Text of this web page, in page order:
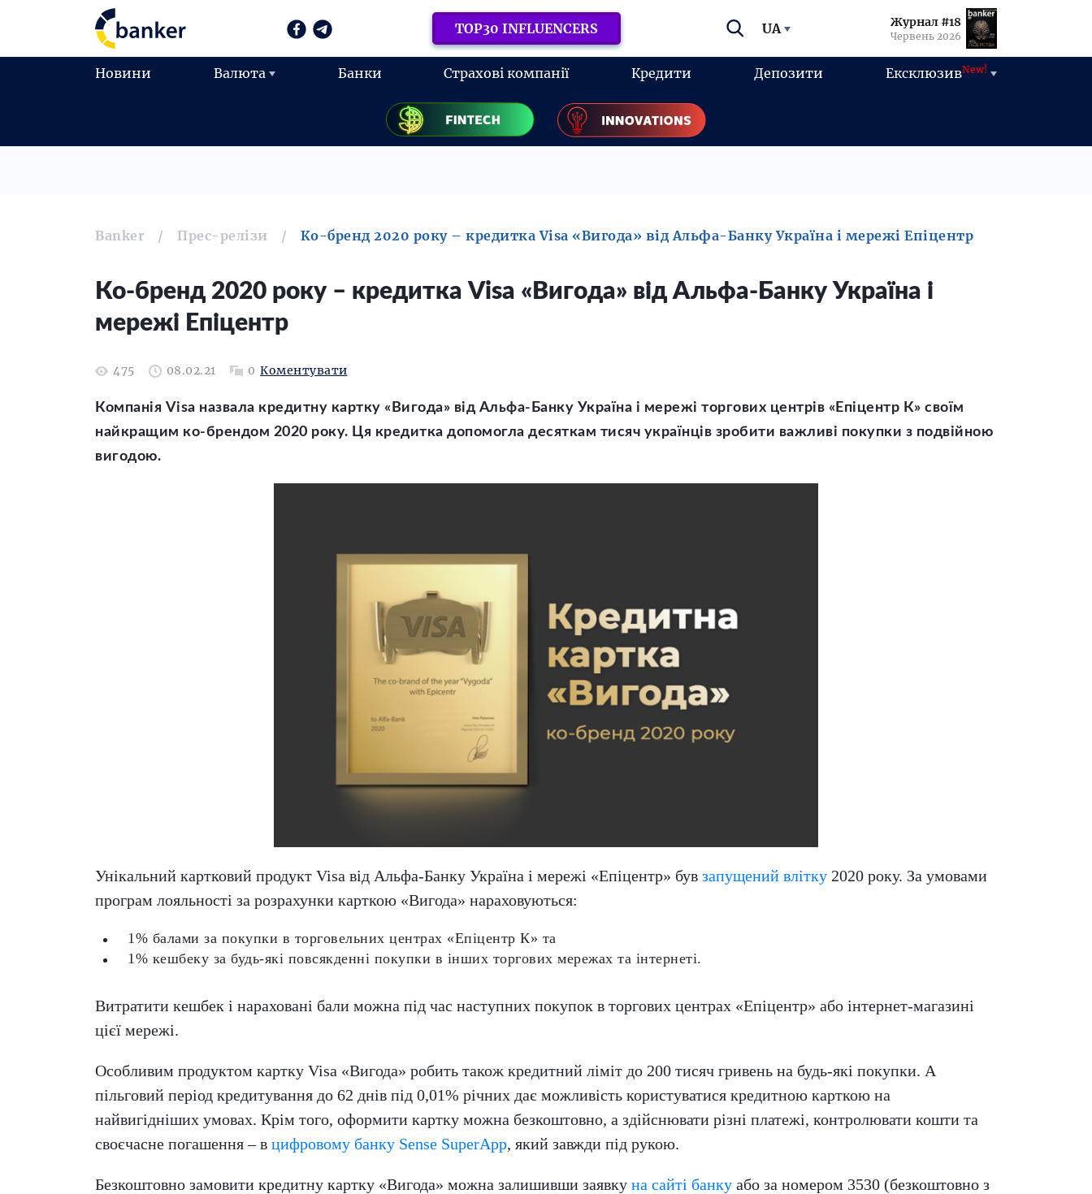
TOP30 INFLUENCERS UA Журнал #18
Червень 2026
Новини Валюта Банки Страхові компанії Кредити Депозити ЕксклюзивNew!
Banker Прес-релізи Ко-бренд 2020 року – кредитка Visa «Вигода» від Альфа-Банку Україна і мережі Епіцентр
Ко-бренд 2020 року – кредитка Visa «Вигода» від Альфа-Банку Україна і
мережі Епіцентр
475 08.02.21 0 Коментувати
Компанія Visa назвала кредитну картку «Вигода» від Альфа-Банку Україна і мережі торгових центрів «Епіцентр К» своїм
найкращим ко-брендом 2020 року. Ця кредитка допомогла десяткам тисяч українців зробити важливі покупки з подвійною
вигодою.
Унікальний картковий продукт Visa від Альфа-Банку Україна і мережі «Епіцентр» був запущений влітку 2020 року. За умовами
програм лояльності за розрахунки карткою «Вигода» нараховуються:
1% балами за покупки в торговельних центрах «Епіцентр К» та
1% кешбеку за будь-які повсякденні покупки в інших торгових мережах та інтернеті.
Витратити кешбек і нараховані бали можна під час наступних покупок в торгових центрах «Епіцентр» або інтернет-магазині
цієї мережі.
Особливим продуктом картку Visa «Вигода» робить також кредитний ліміт до 200 тисяч гривень на будь-які покупки. А
пільговий період кредитування до 62 днів під 0,01% річних дає можливість користуватися кредитною карткою на
найвигідніших умовах. Крім того, оформити картку можна безкоштовно, а здійснювати різні платежі, контролювати кошти та
своєчасне погашення – в цифровому банку Sense SuperApp, який завжди під рукою.
Безкоштовно замовити кредитну картку «Вигода» можна залишивши заявку на сайті банку або за номером 3530 (безкоштовно з